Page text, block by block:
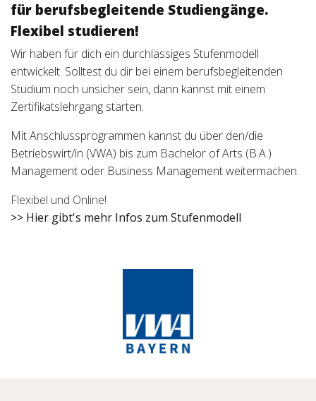
für berufsbegleitende Studiengänge.
Flexibel studieren!
Wir haben für dich ein durchlässiges Stufenmodell
entwickelt. Solltest du dir bei einem berufsbegleitenden
Studium noch unsicher sein, dann kannst mit einem
Zertifikatslehrgang starten.
Mit Anschlussprogrammen kannst du über den/die
Betriebswirt/in (VWA) bis zum Bachelor of Arts (B.A.)
Management oder Business Management weitermachen.
Flexibel und Online!
>> Hier gibt's mehr Infos zum Stufenmodell